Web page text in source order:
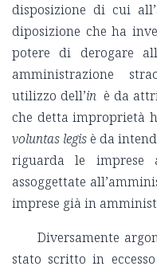
disposizione di cui
diposizione che ha
potere di derogare
amministrazione
utilizzo dell’inè da
che detta improprietà
voluntas legis è da
riguarda le imprese
assoggettate
imprese già in
Diversamente
stato scritto in